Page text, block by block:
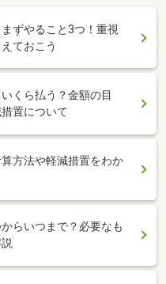
ずやること3つ！重視
ておこう
くら払う？金額の目
置について
方法や軽減措置をわか
らいつまで？必要なも